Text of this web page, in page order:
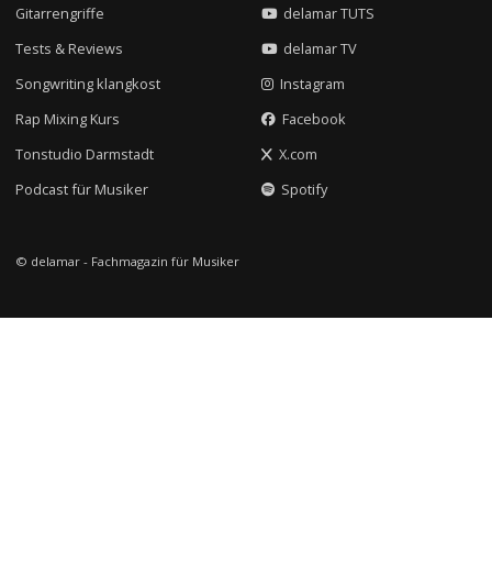
Gitarrengriffe
Tests & Reviews
Songwriting klangkost
Rap Mixing Kurs
Tonstudio Darmstadt
Podcast für Musiker
delamar TUTS
delamar TV
Instagram
Facebook
X.com
Spotify
© delamar - Fachmagazin für Musiker